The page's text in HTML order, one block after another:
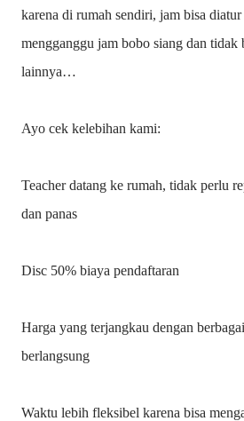
karena di rumah sendiri, jam bisa
mengganggu jam bobo siang dan tidak
lainnya…
Ayo cek kelebihan kami:
Teacher datang ke rumah, tidak perlu
dan panas
Disc 50% biaya pendaftaran
Harga yang terjangkau dengan
berlangsung
Waktu lebih fleksibel karena bisa